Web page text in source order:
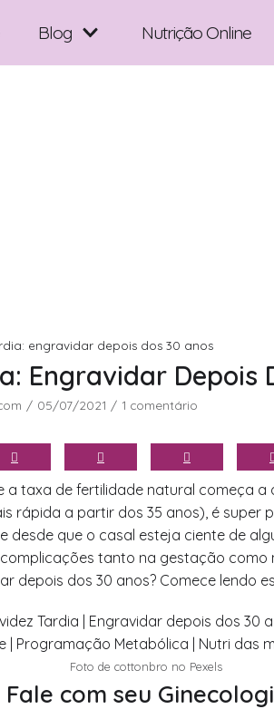
Blog Nutrição Online
engravidar depois dos 30 anos
Engravidar Depois
05/07/2021 1 comentário
a taxa de fertilidade natural começa a
rápida a partir dos 35 anos), é super
desde que o casal esteja ciente de
tanto na gestação como
depois dos 30 anos? Comece lendo
Foto de cottonbro no Pexels
com seu